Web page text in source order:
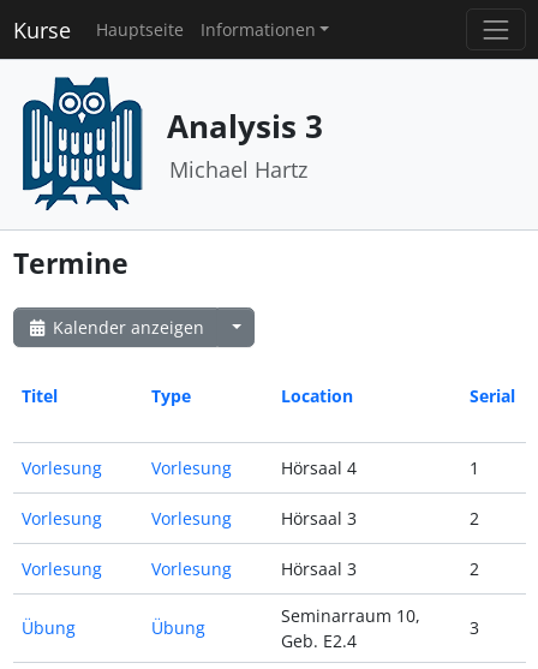
Kurse Hauptseite Informationen
Analysis 3
Michael Hartz
Termine
Kalender anzeigen
Titel Type Location Serial
Vorlesung Vorlesung Hörsaal 4 1
Vorlesung Vorlesung Hörsaal 3 2
Vorlesung Vorlesung Hörsaal 3 2
Übung Übung
Seminarraum 10,
Geb. E2.4
3